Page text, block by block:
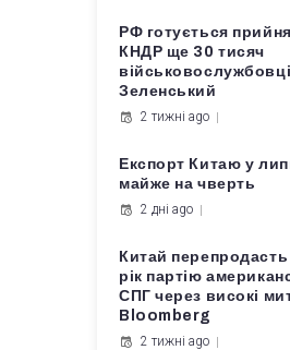
РФ готується
КНДР ще 30 тисяч
Зеленський
2 тижні ago
Експорт Китаю у
майже на чверть
2 дні ago
Китай
рік партію
СПГ через високі
Bloomberg
2 тижні ago